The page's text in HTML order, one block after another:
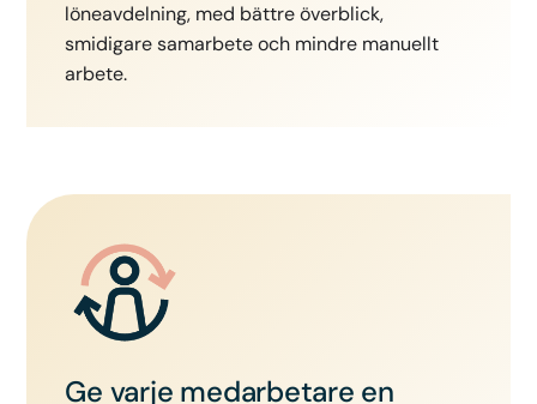
löneavdelning, med bättre överblick,
smidigare samarbete och mindre manuellt
arbete.
Ge varje medarbetare en